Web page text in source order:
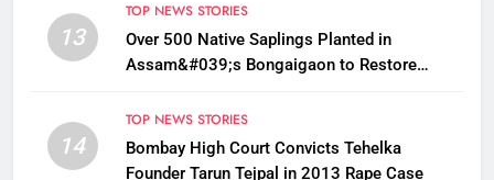
13
TOP NEWS STORIES
Over 500 Native Saplings Planted in
Assam&#039;s Bongaigaon to Restore
14
TOP NEWS STORIES
Bombay High Court Convicts Tehelka
Founder Tarun Tejpal in 2013 Rape Case